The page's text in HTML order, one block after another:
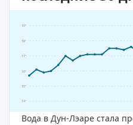
14°
15°
16°
17°
18°
19°
Вода в Дун-Лэаре стала